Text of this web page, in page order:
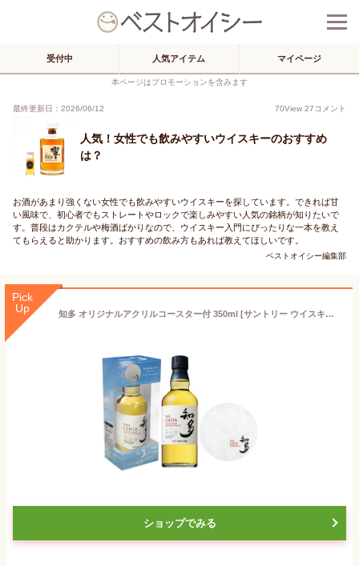
受付中 人気アイテム マイページ
本ページはプロモーションを含みます
最終更新日：2026/06/12 70View 27コメント
人気！女性でも飲みやすいウイスキーのおすすめ
は？
お酒があまり強くない女性でも飲みやすいウイスキーを探しています。できれば甘
い風味で、初心者でもストレートやロックで楽しみやすい人気の銘柄が知りたいで
す。普段はカクテルや梅酒ばかりなので、ウイスキー入門にぴったりな一本を教え
てもらえると助かります。おすすめの飲み方もあれば教えてほしいです。
ベストオイシー編集部
Pick
Up
知多 オリジナルアクリルコースター付 350ml [サントリー ウイスキー 日本]
ショップでみる